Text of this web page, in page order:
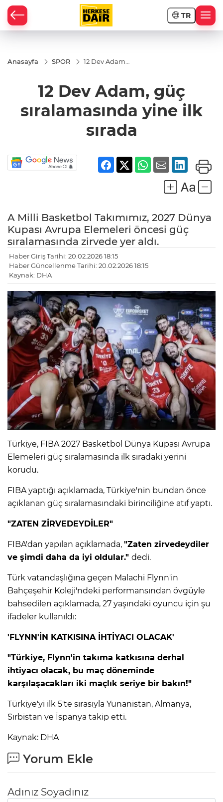
TR
Anasayfa SPOR
12 Dev Adam,
yine ilk sırada
12 Dev Adam, güç
sıralamasında yine ilk
sırada
A Milli Basketbol Takımımız, 2027 Dünya
Kupası Avrupa Elemeleri öncesi güç
sıralamasında zirvede yer aldı.
Haber Giriş Tarihi: 20.02.2026 18:15
Haber Güncellenme Tarihi: 20.02.2026 18:15
Kaynak: DHA
Türkiye, FIBA 2027 Basketbol Dünya Kupası Avrupa
Elemeleri güç sıralamasında ilk sıradaki yerini
korudu.
FIBA yaptığı açıklamada, Türkiye'nin bundan önce
açıklanan güç sıralamasındaki birinciliğine atıf yaptı.
"ZATEN ZİRVEDEYDİLER"
FIBA'dan yapılan açıklamada, "Zaten zirvedeydiler
ve şimdi daha da iyi oldular." dedi.
Türk vatandaşlığına geçen Malachi Flynn'in
Bahçeşehir Koleji'ndeki performansından övgüyle
bahsedilen açıklamada, 27 yaşındaki oyuncu için şu
ifadeler kullanıldı:
'FLYNN'İN KATKISINA İHTİYACI OLACAK'
"Türkiye, Flynn'in takıma katkısına derhal
ihtiyacı olacak, bu maç döneminde
karşılaşacakları iki maçlık seriye bir bakın!"
Türkiye'yi ilk 5'te sırasıyla Yunanistan, Almanya,
Sırbistan ve İspanya takip etti.
Kaynak: DHA
Yorum Ekle
Adınız Soyadınız